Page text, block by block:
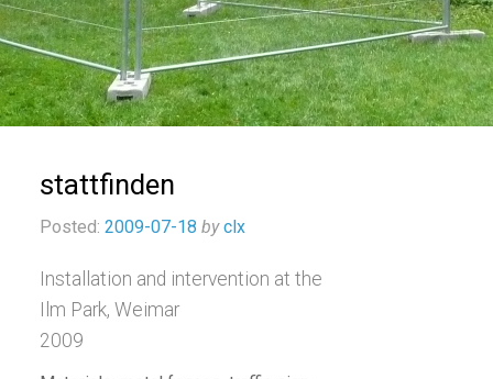
stattfinden
Posted: 2009-07-18 by clx
Installation and intervention at the
Ilm Park, Weimar
2009